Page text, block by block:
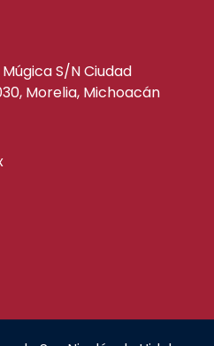
S/N Ciudad
Morelia, Michoacán